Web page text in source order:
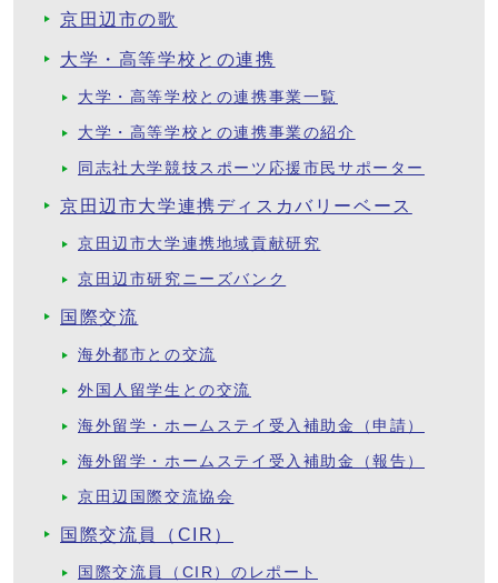
京田辺市の歌
大学・高等学校との連携
大学・高等学校との連携事業一覧
大学・高等学校との連携事業の紹介
同志社大学競技スポーツ応援市民サポーター
京田辺市大学連携ディスカバリーベース
京田辺市大学連携地域貢献研究
京田辺市研究ニーズバンク
国際交流
海外都市との交流
外国人留学生との交流
海外留学・ホームステイ受入補助金（申請）
海外留学・ホームステイ受入補助金（報告）
京田辺国際交流協会
国際交流員（CIR）
国際交流員（CIR）のレポート